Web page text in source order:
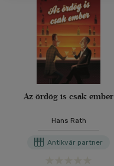
Az ördög is csak ember
Hans Rath
Antikvár partner